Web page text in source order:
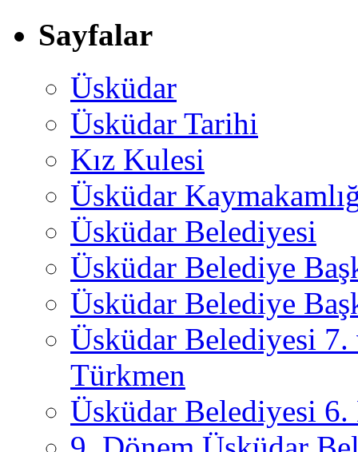
Sayfalar
Üsküdar
Üsküdar Tarihi
Kız Kulesi
Üsküdar
Üsküdar Belediyesi
Üsküdar Belediye
Üsküdar Belediye
Üsküdar Belediyesi
Türkmen
Üsküdar Belediyesi 6.